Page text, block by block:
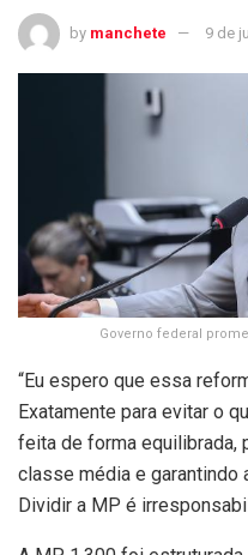
by manchete 9 de
Governo federal
“Eu espero que essa
Exatamente para evitar o
feita de forma equilibrada,
classe média e garantindo
Dividir a MP é